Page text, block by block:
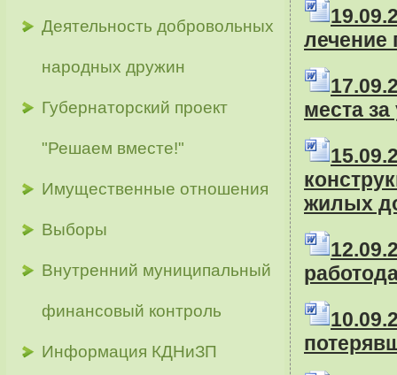
Деятельность добровольных
народных дружин
Губернаторский проект
"Решаем вместе!"
Имущественные отношения
Выборы
Внутренний муниципальный
финансовый контроль
Информация КДНиЗП
лечение
места
жилых